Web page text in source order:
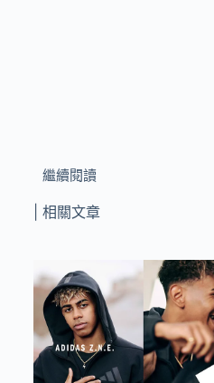
繼續閱讀
| 相關文章